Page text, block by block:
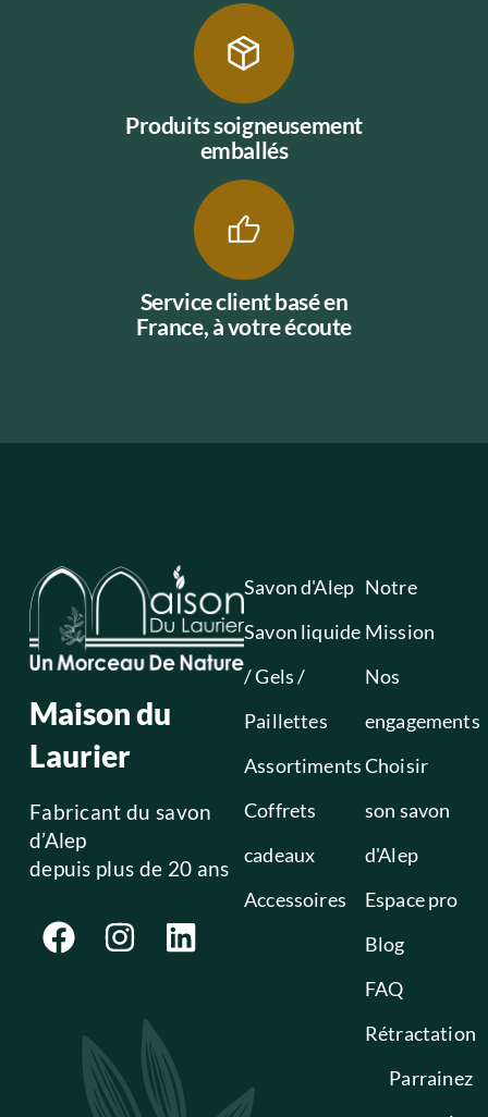
Produits soigneusement
emballés
Service client basé en
France, à votre écoute
Maison du
Laurier
Fabricant du savon
d’Alep
depuis plus de 20 ans
Savon d'Alep
Savon liquide
/ Gels /
Paillettes
Assortiments
Coffrets
cadeaux
Accessoires
Notre
Mission
Nos
engagements
Choisir
son savon
d'Alep
Espace pro
Blog
FAQ
Rétractation
Parrainez